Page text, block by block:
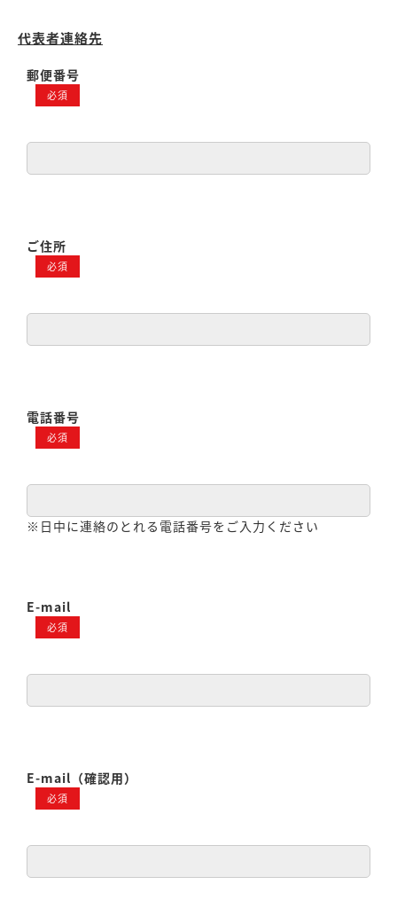
代表者連絡先
郵便番号
必須
ご住所
必須
電話番号
必須
※日中に連絡のとれる電話番号をご入力ください
E-mail
必須
E-mail（確認用）
必須